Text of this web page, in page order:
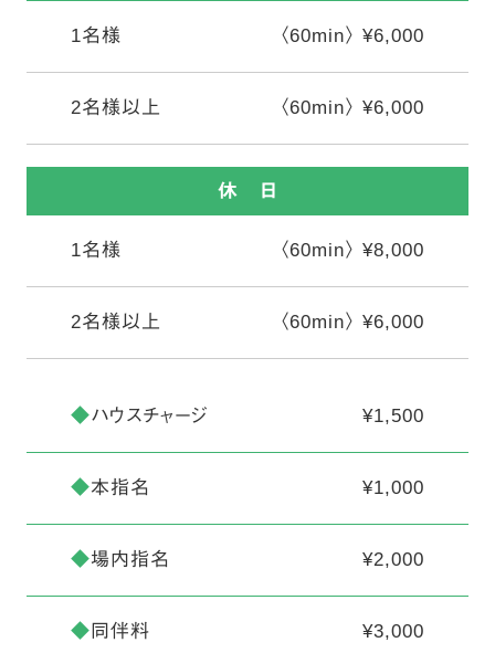
1名様 〈60min〉 ¥6,000
2名様以上 〈60min〉 ¥6,000
休 日
1名様 〈60min〉 ¥8,000
2名様以上 〈60min〉 ¥6,000
◆ハウスチャージ ¥1,500
◆本指名 ¥1,000
◆場内指名 ¥2,000
◆ 同伴料 ¥3,000